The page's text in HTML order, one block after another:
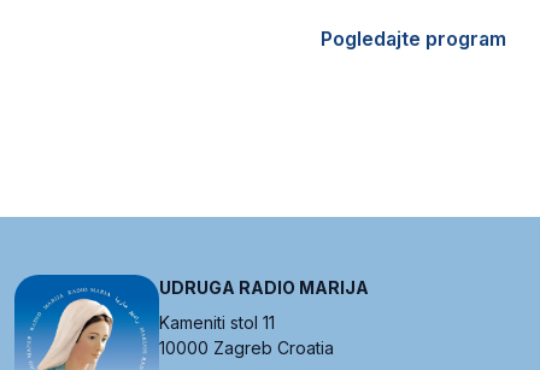
Pogledajte program
UDRUGA RADIO MARIJA
Kameniti stol 11
10000 Zagreb Croatia